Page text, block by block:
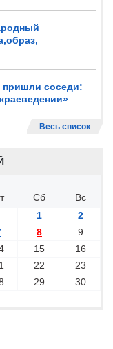
пришли соседи:
Весь список
Сб
Вс
1
2
8
9
15
16
22
23
29
30